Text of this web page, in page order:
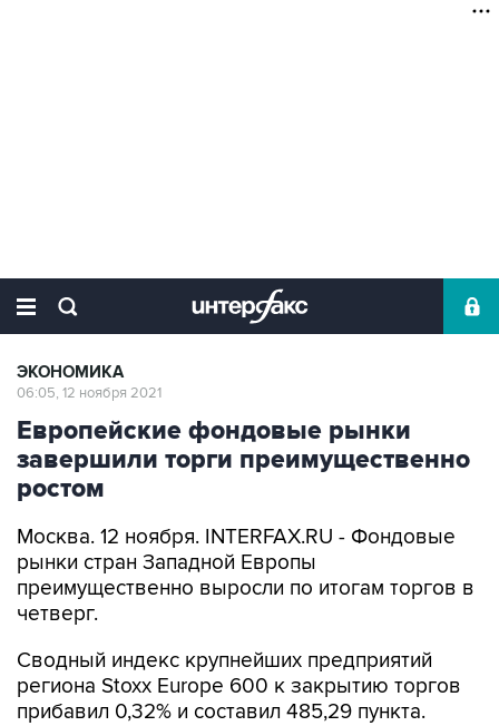
ЭКОНОМИКА
06:05, 12 ноября 2021
Европейские фондовые рынки
завершили торги преимущественно
ростом
Москва. 12 ноября. INTERFAX.RU - Фондовые
рынки стран Западной Европы
преимущественно выросли по итогам торгов в
четверг.
Сводный индекс крупнейших предприятий
региона Stoxx Europe 600 к закрытию торгов
прибавил 0,32% и составил 485,29 пункта.